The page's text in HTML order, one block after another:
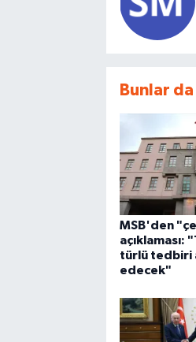
Bunlar
MSB'den
açıklaması:
türlü tedbiri
edecek"